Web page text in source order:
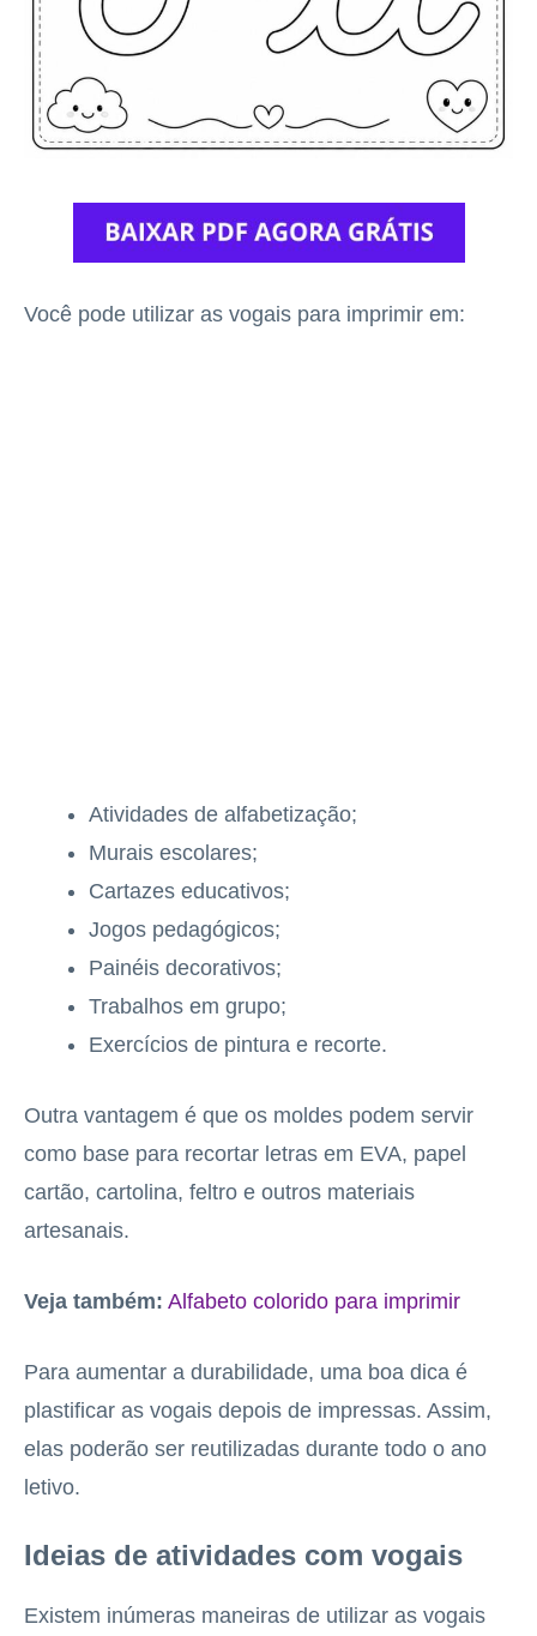
Você pode utilizar as vogais para imprimir em:
Atividades de alfabetização;
Murais escolares;
Cartazes educativos;
Jogos pedagógicos;
Painéis decorativos;
Trabalhos em grupo;
Exercícios de pintura e recorte.
Outra vantagem é que os moldes podem servir
como base para recortar letras em EVA, papel
cartão, cartolina, feltro e outros materiais
artesanais.
Veja também: Alfabeto colorido para imprimir
Para aumentar a durabilidade, uma boa dica é
plastificar as vogais depois de impressas. Assim,
elas poderão ser reutilizadas durante todo o ano
letivo.
Ideias de atividades com vogais
Existem inúmeras maneiras de utilizar as vogais